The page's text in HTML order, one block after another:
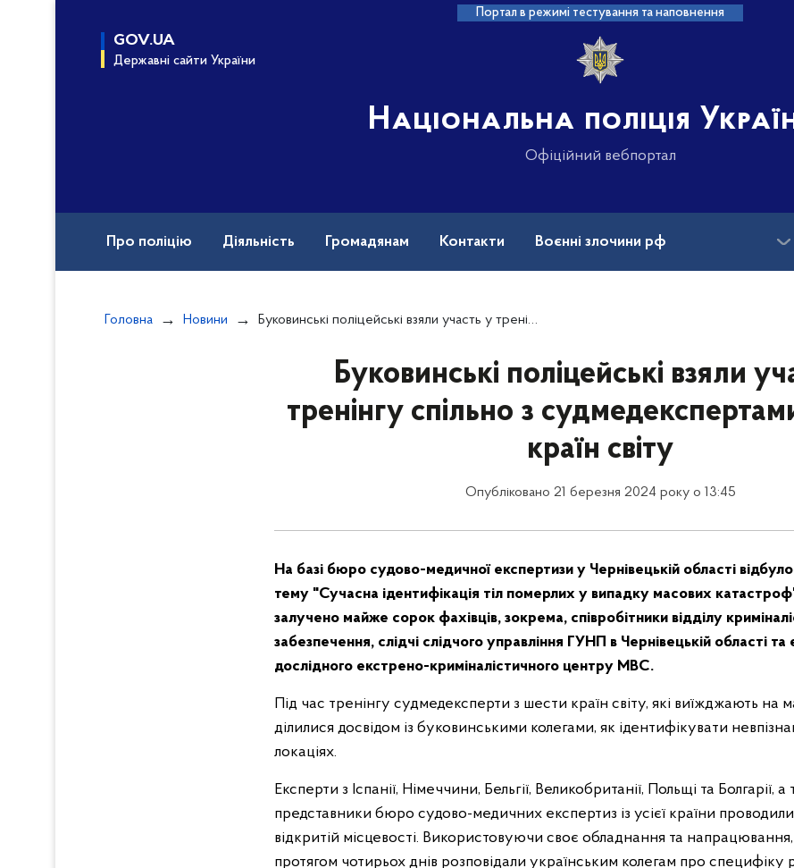
Портал в режимі тестування та наповнення
GOV.UA
Державні сайти України
Національна поліція
Офіційний вебпортал
Про поліцію Діяльність Громадянам Контакти Воєнні злочини рф
Головна Новини Буковинські поліцейські взяли участь у тренінгу спільно з судмедекспертами з шести країн світу
Буковинські поліцейські взяли
тренінгу спільно з
країн світу
Опубліковано 21 березня 2024 року о 13:45
На базі бюро судово-медичної експертизи у Чернівецькій області
тему "Сучасна ідентифікація тіл померлих у випадку масових
залучено майже сорок фахівців, зокрема, співробітники відділу
забезпечення, слідчі слідчого управління ГУНП в Чернівецькій області
дослідного екстрено-криміналістичного центру МВС.
Під час тренінгу судмедексперти з шести країн світу, які виїжджають на
ділилися досвідом із буковинськими колегами, як ідентифікувати
локаціях.
Експерти з Іспанії, Німеччини, Бельгії, Великобританії, Польщі та Болгарії, а
представники бюро судово-медичних експертиз із усієї країни
відкритій місцевості. Використовуючи своє обладнання та
протягом чотирьох днів розповідали українським колегам про специфіку